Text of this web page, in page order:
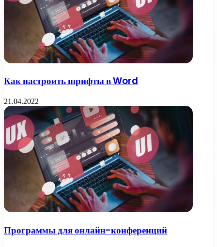
Как настроить шрифты в Word
21.04.2022
Программы для онлайн-конференций